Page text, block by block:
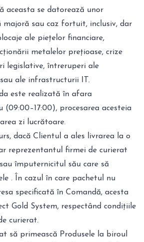
aceasta se datorează unor
majoră sau caz fortuit, inclusiv, dar
ale piețelor financiare,
metalelor prețioase, crize
legislative, întreruperi ale
ale infrastructurii IT.
este realizată în afara
(09:00–17:00), procesarea acesteia
zi lucrătoare.
dacă Clientul a ales livrarea la o
reprezentantul firmei de curierat
împuternicitul său care să
. În cazul în care pachetul nu
specificată în Comandă, acesta
Gold System, respectând condițiile
curierat.
să primească Produsele la biroul